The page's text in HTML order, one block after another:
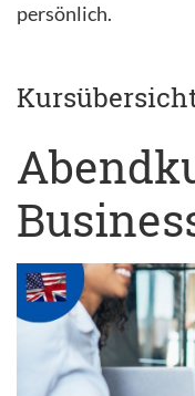
persönlich.